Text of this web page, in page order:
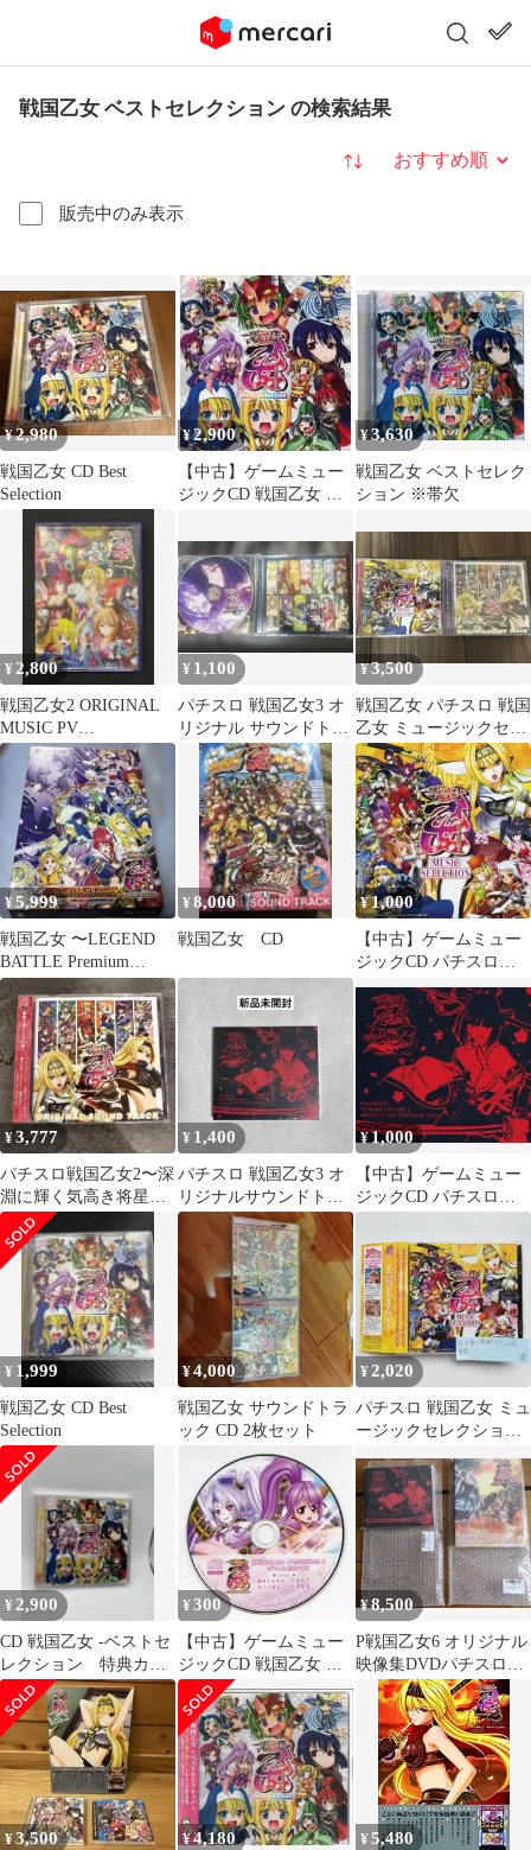
戦国乙女 ベストセレクション の検索結果
販売中のみ表示
並び替え
¥2,980
戦国乙女 CD Best
Selection
¥2,900
【中古】ゲームミュー
ジックCD 戦国乙女 ～
¥3,630
戦国乙女 ベストセレク
ション ※帯欠
¥ 2,800
戦国乙女2 ORIGINAL
MUSIC PV
COLLECTION
¥ 1,100
パチスロ 戦国乙女3 オ
リジナル サウンドトラ
ック CD+DVD
¥3,500
戦国乙女 パチスロ 戦国
乙女 ミュージックセレ
クション 戦国乙女2 サ
ントラ
¥5,999
戦国乙女 〜LEGEND
BATTLE Premium
Edition-
¥8,000
戦国乙女 CD
¥1,000
【中古】ゲームミュー
ジックCD パチスロ戦
国乙女 ミュージックセ
レクション
¥3,777
パチスロ戦国乙女2〜深
淵に輝く気高き将星〜
オリジナルサウンドト
ラック
¥ 1,400
パチスロ 戦国乙女3 オ
リジナルサウンドトラ
ック ＋DVD
¥1,000
【中古】ゲームミュー
ジックCD パチスロ戦
国乙女3～天剣を継ぐも
の～オリジナルサウン
ドトラック
¥ 1,999
戦国乙女 CD Best
Selection
¥4,000
戦国乙女 サウンドトラ
ック CD 2枚セット
¥2,020
パチスロ 戦国乙女 ミュ
ージックセレクション
¥ 2,900
CD 戦国乙女 -ベストセ
レクション 特典カー
ド付き サントラ サウ
ンドトラック
¥300
【中古】ゲームミュー
ジックCD 戦国乙女 ～
LEGEND BATTLE～ 数
量限定特典 『「戦国乙
女」大感謝特典! ゲー
ム紹介CD』
¥8,500
P戦国乙女6 オリジナル
映像集DVDパチスロ戦
国乙女3オリジナルサウ
ンドセット
¥3,500 ¥4,180 ¥5,480